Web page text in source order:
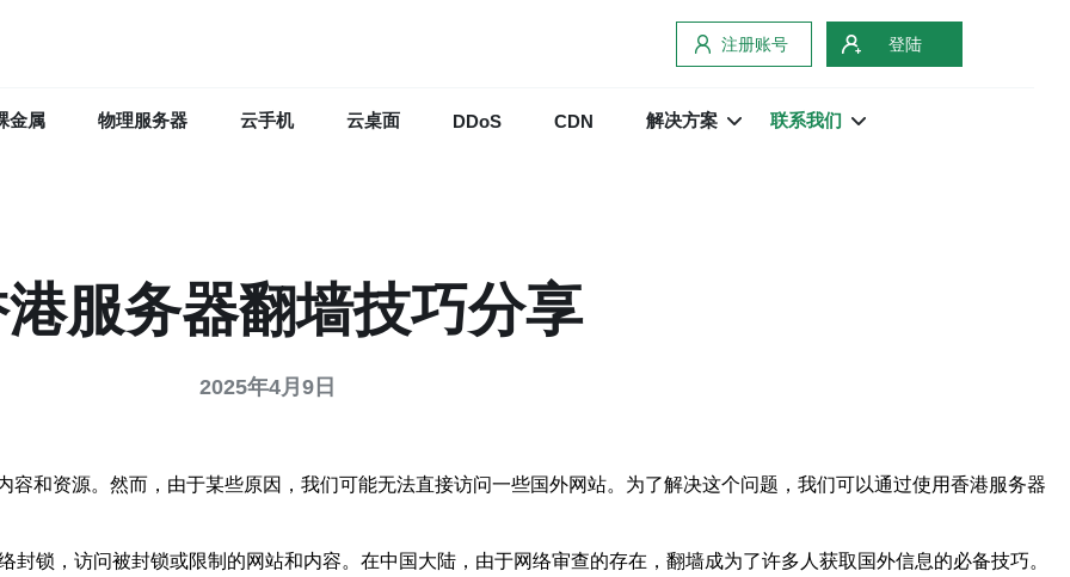
注册账号 登陆
金属 物理服务器 云手机 云桌面 DDoS CDN 解决方案 联系我们
服务器翻墙技巧分享
2025年4月9日
和资源。然而，由于某些原因，我们可能无法直接访问一些国外网站。为了解决这个问题，我们可以通过使用香港服务器
锁，访问被封锁或限制的网站和内容。在中国大陆，由于网络审查的存在，翻墙成为了许多人获取国外信息的必备技巧。